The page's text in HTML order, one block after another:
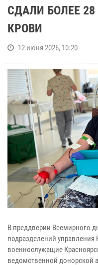
СДАЛИ БОЛЕЕ
КРОВИ
12 июня 2026, 10:20
В преддверии Всемирного
подразделений
военнослужащие
ведомственной донорской